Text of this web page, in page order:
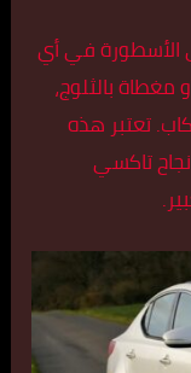
الأسطورة في أي
بالثلوج،
تعتبر هذه
تاكسي